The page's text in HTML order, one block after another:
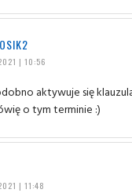
| 10:56
aktywuje się
o tym terminie :)
| 11:48